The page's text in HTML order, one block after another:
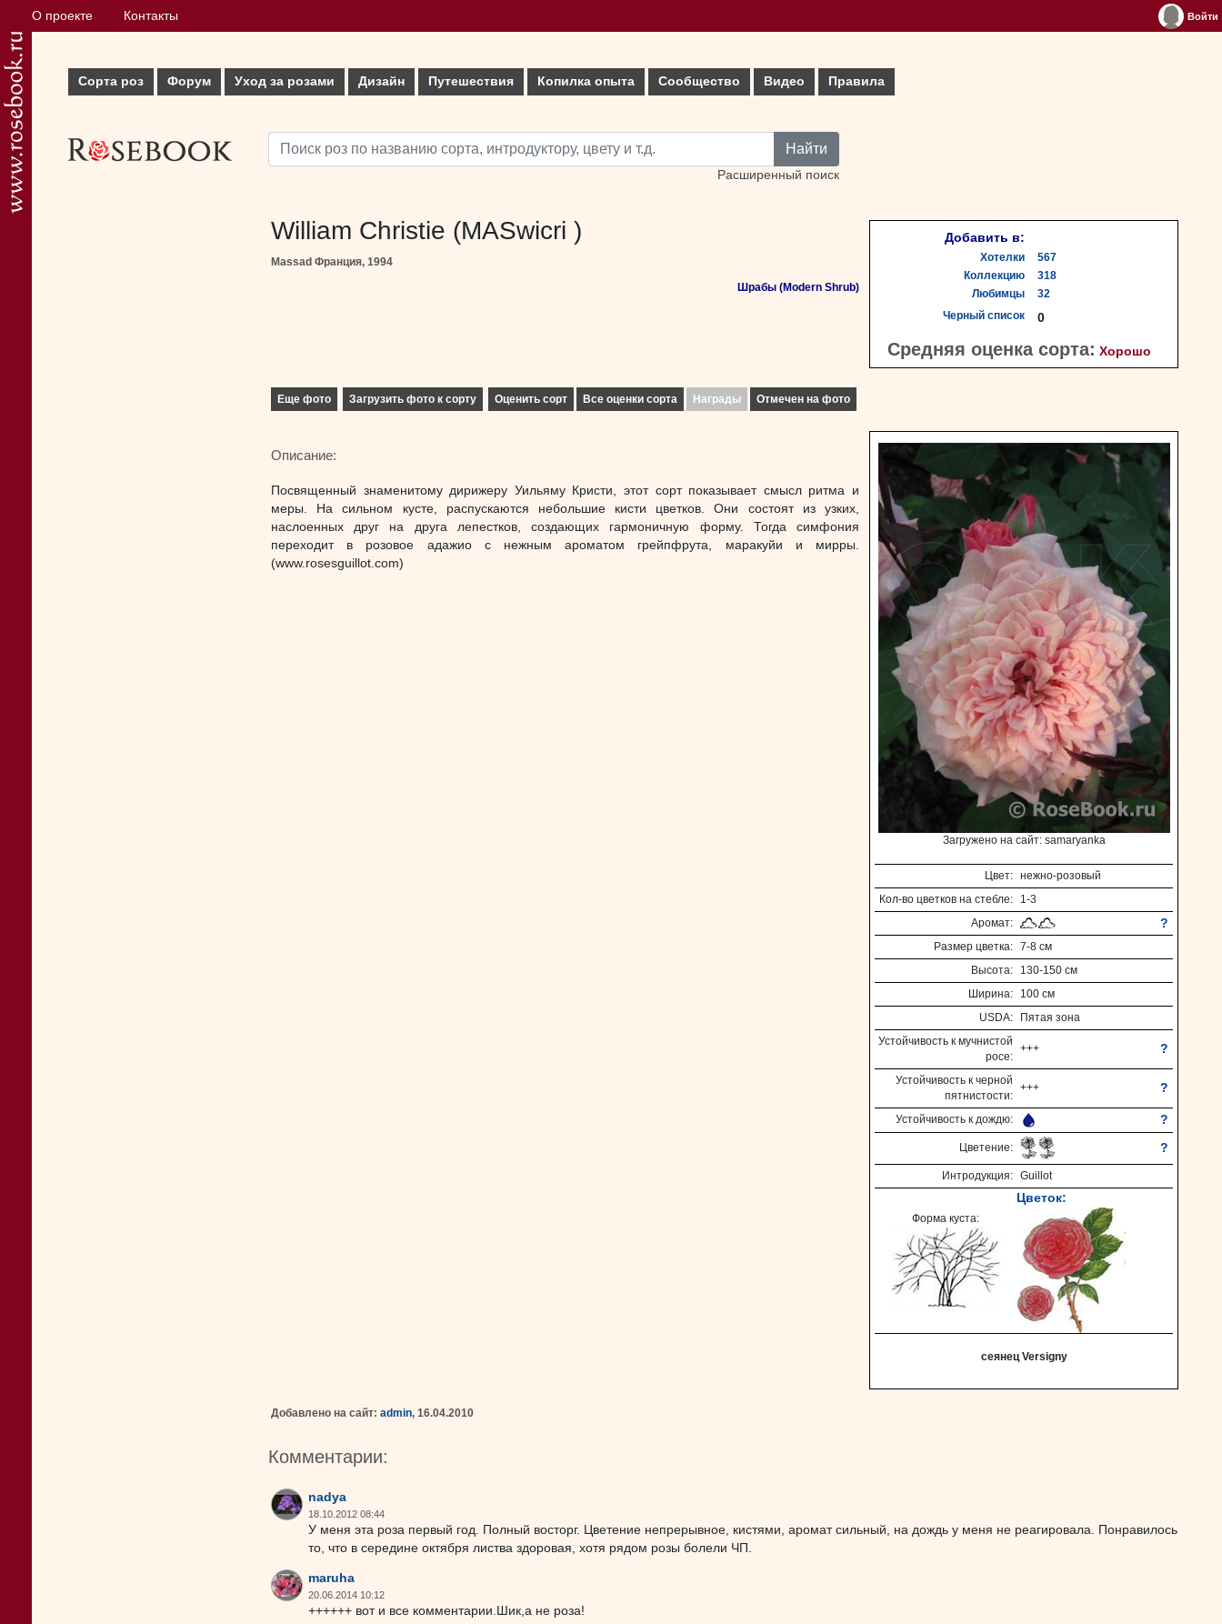
О проекте Контакты Войти
Сорта роз Форум Уход за розами Дизайн Путешествия Копилка опыта Сообщество Видео Правила
Найти
Расширенный поиск
William Christie (MASwicri )
Massad Франция, 1994
Шрабы (Modern Shrub)
Добавить в:
Хотелки
567
Коллекцию
318
Любимцы
32
Черный список
0
Средняя оценка сорта: Хорошо
Еще фото Загрузить фото к сорту Оценить сорт Все оценки сорта Награды Отмечен на фото
Описание:
Посвященный знаменитому дирижеру Уильяму Кристи, этот сорт показывает смысл ритма и
меры. На сильном кусте, распускаются небольшие кисти цветков. Они состоят из узких,
наслоенных друг на друга лепестков, создающих гармоничную форму. Тогда симфония
переходит в розовое адажио с нежным ароматом грейпфрута, маракуйи и мирры.
(www.rosesguillot.com)
Загружено на сайт: samaryanka
Цвет: нежно-розовый
Кол-во цветков на стебле: 1-3
Аромат: ?
Размер цветка: 7-8 см
Высота: 130-150 см
Ширина: 100 см
USDA: Пятая зона
Устойчивость к мучнистой
росе:
+++ ?
Устойчивость к черной
пятнистости:
+++ ?
Устойчивость к дождю: ?
Цветение: ?
Интродукция: Guillot
Форма куста:
Цветок:
сеянец Versigny
Добавлено на сайт: admin, 16.04.2010
Комментарии:
nadya
18.10.2012 08:44
У меня эта роза первый год. Полный восторг. Цветение непрерывное, кистями, аромат сильный, на дождь у меня не реагировала. Понравилось
то, что в середине октября листва здоровая, хотя рядом розы болели ЧП.
maruha
20.06.2014 10:12
++++++ вот и все комментарии.Шик,а не роза!